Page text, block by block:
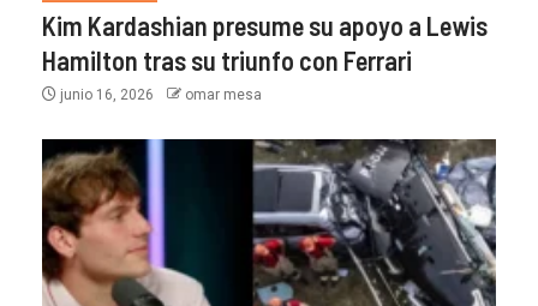
Kim Kardashian presume su apoyo a Lewis
Hamilton tras su triunfo con Ferrari
junio 16, 2026 omar mesa